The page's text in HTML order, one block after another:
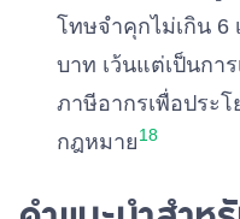
โทษจำคุกไม่เกิน 6
บาท เว้นแต่เป็นกา
ภาษีอากรเพื่อประ
กฎหมาย 18